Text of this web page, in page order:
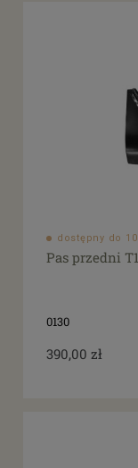
dostępny do
Pas przedni
0130
390,00 zł